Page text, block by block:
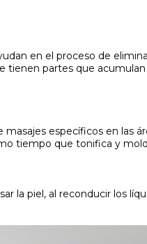
en el proceso de
partes que
específicos en las
tiempo que tonifica y
la piel, al reconducir los